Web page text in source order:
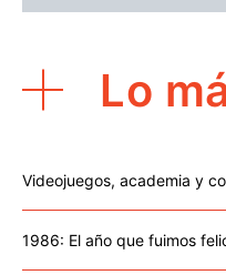
Lo
Videojuegos, academia y
1986: El año que fuimos